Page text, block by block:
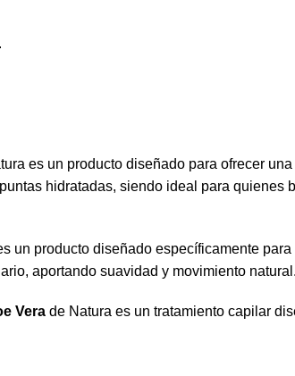
es un producto diseñado para ofrecer
hidratadas, siendo ideal para quienes
un producto diseñado específicamente
aportando suavidad y movimiento natural.
Vera de Natura es un tratamiento capilar